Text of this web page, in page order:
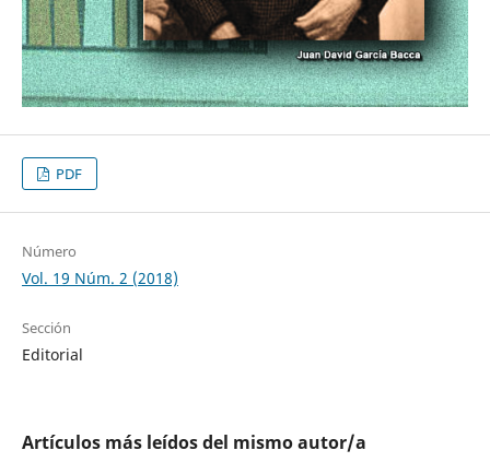
PDF
Número
Vol. 19 Núm. 2 (2018)
Sección
Editorial
Artículos más leídos del mismo autor/a